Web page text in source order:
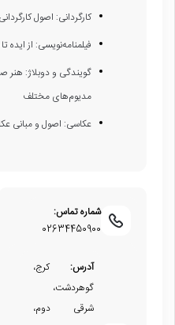
کارگردانی: اصول
فیلمنامه‌نویسی: از ایده
گویندگی و دوبلاژ: هنر
مدیوم‌های مختلف
عکاسی: اصول و مبانی
شماره تماس:
02634450900
آدرس: کرج،
گوهردشت،
شرقی دوم،